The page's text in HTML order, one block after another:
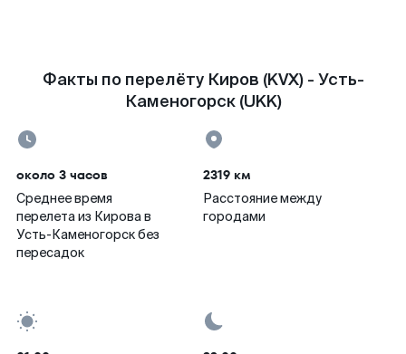
Факты по перелёту Киров (KVX) - Усть-
Каменогорск (UKK)
около 3 часов
Среднее время
перелета из Кирова в
Усть-Каменогорск без
пересадок
2319 км
Расстояние между
городами